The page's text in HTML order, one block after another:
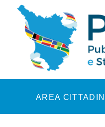
Skip to main content
AREA CITTADINI